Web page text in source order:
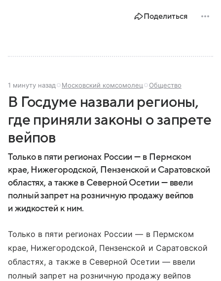
Поделиться
1 минуту назад Московский комсомолец Общество
В Госдуме назвали регионы,
где приняли законы о запрете
вейпов
Только в пяти регионах России — в Пермском
крае, Нижегородской, Пензенской и Саратовской
областях, а также в Северной Осетии — ввели
полный запрет на розничную продажу вейпов
и жидкостей к ним.
Только в пяти регионах России — в Пермском
крае, Нижегородской, Пензенской и Саратовской
областях, а также в Северной Осетии — ввели
полный запрет на розничную продажу вейпов